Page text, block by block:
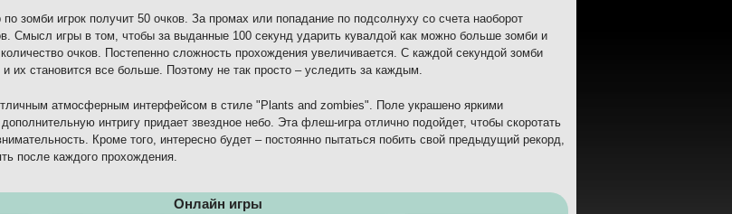
зомби игрок получит 50 очков. За промах или попадание по подсолнуху со счета наоборот
Смысл игры в том, чтобы за выданные 100 секунд ударить кувалдой как можно больше зомби и
очков. Постепенно сложность прохождения увеличивается. С каждой секундой зомби
их становится все больше. Поэтому не так просто – уследить за каждым.
атмосферным интерфейсом в стиле "Plants and zombies". Поле украшено яркими
интригу придает звездное небо. Эта флеш-игра отлично подойдет, чтобы скоротать
Кроме того, интересно будет – постоянно пытаться побить свой предыдущий рекорд,
после каждого прохождения.
Онлайн игры